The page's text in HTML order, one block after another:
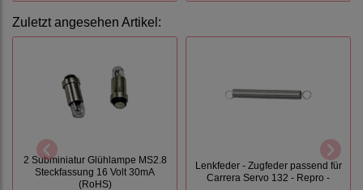
Zuletzt angesehen Artikel:
2 Subminiatur Glühlampe MS2.8
Steckfassung 16 Volt 30mA
(RoHS)
Lenkfeder - Zugfeder passend für
Carrera Servo 132 - Repro -